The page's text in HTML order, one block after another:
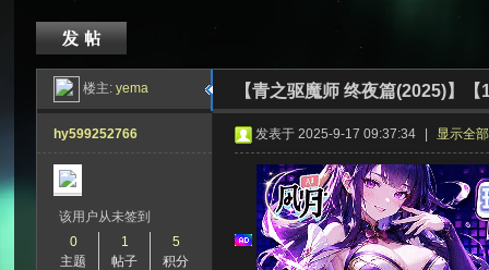
二 » › › ›
楼主:yema 【青之驱魔师 终夜篇(2025)】
hy599252766
该用户从未签到
0
主题
1
帖子
5
积分
发表于 2025-9-17 09:37:34 显示全